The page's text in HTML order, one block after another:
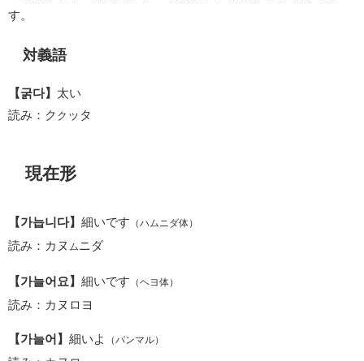
す。
対義語
【굵다】 太い
読み：ク ク ッタ
現在形
【가늡니다】 細いです （ハムニダ体）
読み：カヌ ムニダ
【가늘어요】 細いです （ヘヨ体）
読み：カヌロヨ
【가늘어】 細いよ （パンマル）